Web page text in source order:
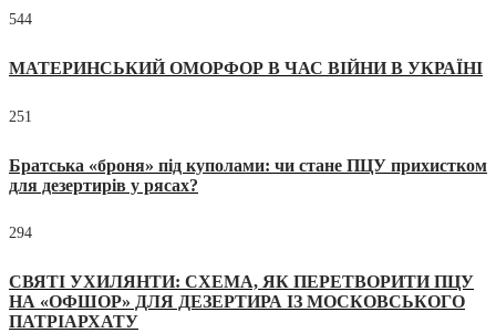
544
МАТЕРИНСЬКИЙ ОМОРФОР В ЧАС ВІЙНИ В УКРАЇНІ
251
Братська «броня» під куполами: чи стане ПЦУ прихистком
для дезертирів у рясах?
294
СВЯТІ УХИЛЯНТИ: СХЕМА, ЯК ПЕРЕТВОРИТИ ПЦУ
НА «ОФШОР» ДЛЯ ДЕЗЕРТИРА ІЗ МОСКОВСЬКОГО
ПАТРІАРХАТУ